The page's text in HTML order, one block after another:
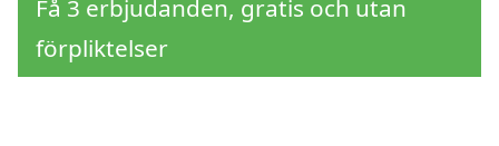
Få 3 erbjudanden, gratis och utan
förpliktelser